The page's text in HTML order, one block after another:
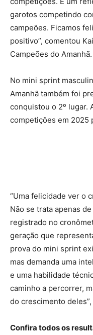
garotos competindo
campeões. Ficamos
positivo”, comentou
Campeões do Amanhã.
No mini sprint
Amanhã também foi
conquistou o 2º lugar.
competições em 2025
“Uma felicidade ver o
Não se trata apenas
registrado no
geração que
prova do mini sprint
mas demanda uma
e uma habilidade
caminho a percorrer,
do crescimento
Confira todos os